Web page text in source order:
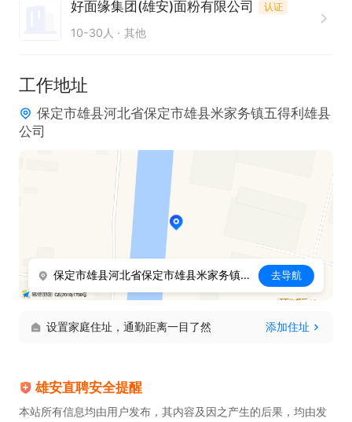
符合标准。
4. 具备良好的团队协作精神，能与同事有效配合完成
5. 拥有较强的责任心，对产品包装环节严格把关。
6. 可适应包吃包住的工作环境，享受五险及年终奖
金、综合补贴等福利。
好面缘集团(雄安)面粉有限公司 认证
10-30人 其他
工作地址
保定市雄县河北省保定市雄县米家务镇五得利雄县
公司
保定市雄县河北省保定市雄县米家务镇五得利雄县公司 去导航
设置家庭住址，通勤距离一目了然 添加住址
雄安直聘安全提醒
本站所有信息均由用户发布，其内容及因之产生的后果，均由发